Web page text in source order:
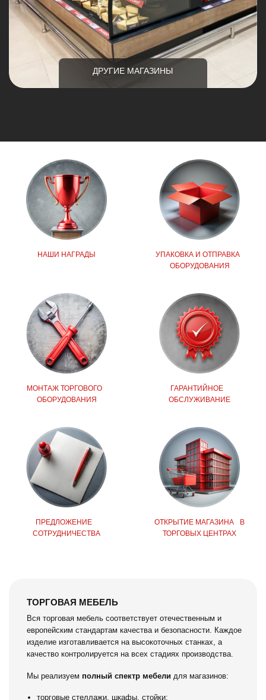
НАШИ НАГРАДЫ
УПАКОВКА И ОТПРАВКА
ОБОРУДОВАНИЯ
МОНТАЖ ТОРГОВОГО
ОБОРУДОВАНИЯ
ГАРАНТИЙНОЕ
ОБСЛУЖИВАНИЕ
ПРЕДЛОЖЕНИЕ
СОТРУДНИЧЕСТВА
ОТКРЫТИЕ МАГАЗИНА В
ТОРГОВЫХ ЦЕНТРАХ
ТОРГОВАЯ МЕБЕЛЬ
Вся торговая мебель соответствует отечественным и
торговые стеллажи, шкафы, стойки;
торговые острова, гондолы;
витрины и прилавки;
кассовые зоны и многое другое.